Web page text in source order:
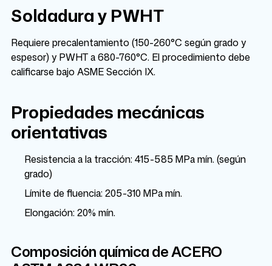
Soldadura y PWHT
Requiere precalentamiento (150-260°C según grado y
espesor) y PWHT a 680-760°C. El procedimiento debe
calificarse bajo ASME Sección IX.
Propiedades mecánicas
orientativas
Resistencia a la tracción: 415-585 MPa mín. (según
grado)
Límite de fluencia: 205-310 MPa mín.
Elongación: 20% mín.
Composición química de ACERO